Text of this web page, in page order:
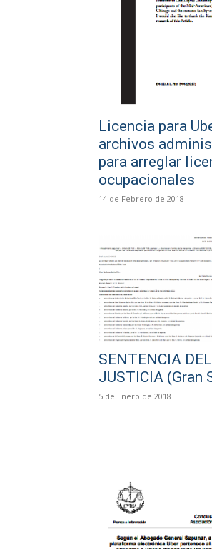
Licencia para
archivos
para arreglar
ocupacionales
14 de Febrero de 2018
SENTENCIA
JUSTICIA (Gran
5 de Enero de 2018